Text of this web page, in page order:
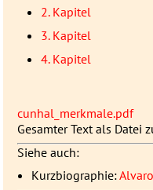
2. Kapitel
3. Kapitel
4. Kapitel
cunhal_merkmale.pdf
Gesamter Text als Datei
Siehe auch:
Kurzbiographie: